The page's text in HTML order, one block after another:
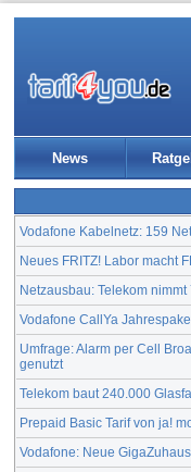
News
Vodafone Kabelnetz: 159
Neues FRITZ! Labor macht
Netzausbau: Telekom
Vodafone CallYa
Umfrage: Alarm per Cell
genutzt
Telekom baut 240.000
Prepaid Basic Tarif von ja!
Vodafone: Neue